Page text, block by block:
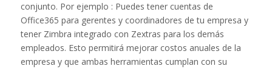
conjunto. Por ejemplo : Puedes tener cuentas de
Office365 para gerentes y coordinadores de tu empresa y
tener Zimbra integrado con Zextras para los demás
empleados. Esto permitirá mejorar costos anuales de la
empresa y que ambas herramientas cumplan con su